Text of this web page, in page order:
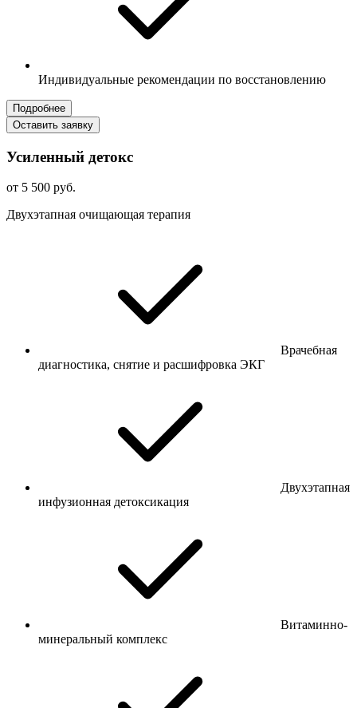
Индивидуальные рекомендации по восстановлению
Подробнее
Оставить заявку
Усиленный детокс
от 5 500 руб.
Двухэтапная очищающая терапия
Врачебная
диагностика, снятие и расшифровка ЭКГ
Двухэтапная
инфузионная детоксикация
Витаминно-
минеральный комплекс